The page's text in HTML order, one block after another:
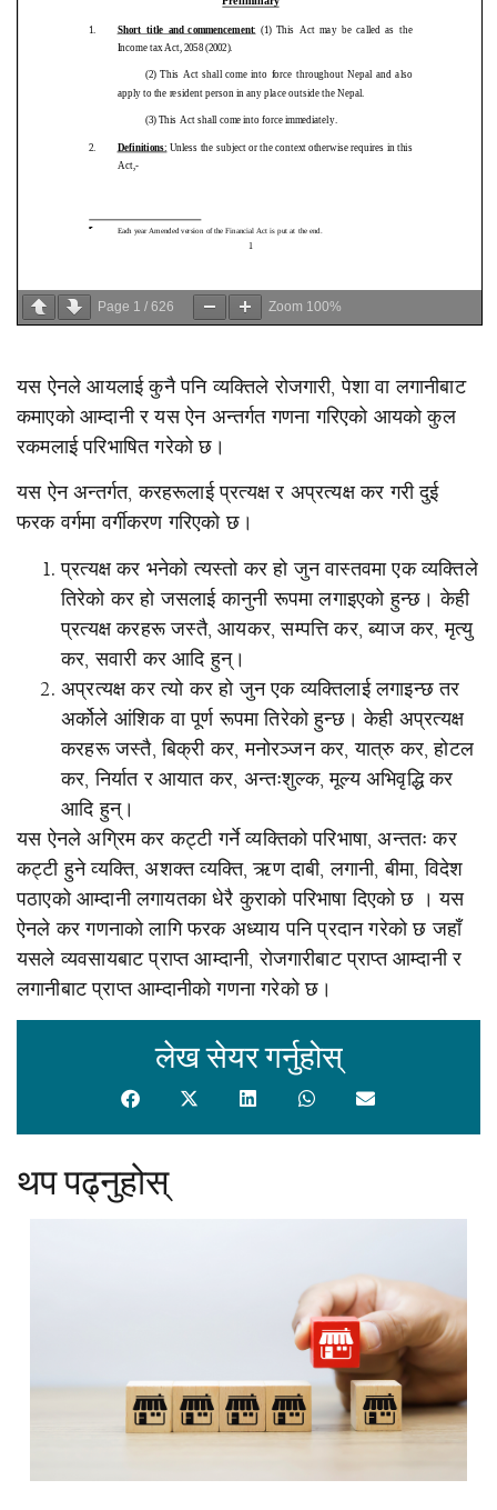
Page 1 / 626 Zoom 100%
यस ऐनले आयलाई कुनै पनि व्यक्तिले रोजगारी, पेशा वा लगानीबाट
कमाएको आम्दानी र यस ऐन अन्तर्गत गणना गरिएको आयको कुल
रकमलाई परिभाषित गरेको छ।
यस ऐन अन्तर्गत, करहरूलाई प्रत्यक्ष र अप्रत्यक्ष कर गरी दुई
फरक वर्गमा वर्गीकरण गरिएको छ।
प्रत्यक्ष कर भनेको त्यस्तो कर हो जुन वास्तवमा एक व्यक्तिले
तिरेको कर हो जसलाई कानुनी रूपमा लगाइएको हुन्छ। केही
प्रत्यक्ष करहरू जस्तै, आयकर, सम्पत्ति कर, ब्याज कर, मृत्यु
कर, सवारी कर आदि हुन्।
अप्रत्यक्ष कर त्यो कर हो जुन एक व्यक्तिलाई लगाइन्छ तर
अर्कोले आंशिक वा पूर्ण रूपमा तिरेको हुन्छ। केही अप्रत्यक्ष
करहरू जस्तै, बिक्री कर, मनोरञ्जन कर, यात्रु कर, होटल
कर, निर्यात र आयात कर, अन्तःशुल्क, मूल्य अभिवृद्धि कर
आदि हुन्।
यस ऐनले अग्रिम कर कट्टी गर्ने व्यक्तिको परिभाषा, अन्ततः कर
कट्टी हुने व्यक्ति, अशक्त व्यक्ति, ऋण दाबी, लगानी, बीमा, विदेश
पठाएको आम्दानी लगायतका धेरै कुराको परिभाषा दिएको छ । यस
ऐनले कर गणनाको लागि फरक अध्याय पनि प्रदान गरेको छ जहाँ
यसले व्यवसायबाट प्राप्त आम्दानी, रोजगारीबाट प्राप्त आम्दानी र
लगानीबाट प्राप्त आम्दानीको गणना गरेको छ।
लेख सेयर गर्नुहोस्
थप पढ्नुहोस्